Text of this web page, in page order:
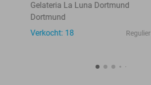
Gelateria La Luna Dortmund
Dortmund
Verkocht: 18
Regulier